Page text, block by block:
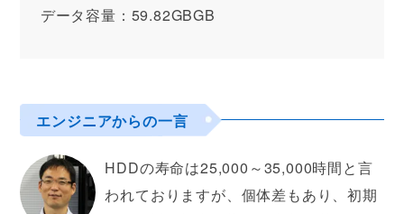
データ容量：59.82GBGB
エンジニアからの一言
HDDの寿命は25,000～35,000時間と言
われておりますが、個体差もあり、初期